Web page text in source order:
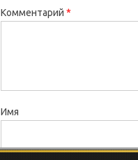
Комментарий*
Имя